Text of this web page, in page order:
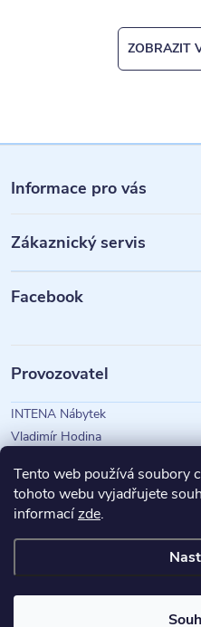
Tento web používá soubory
tohoto webu vyjadřujete
informacízde.
ZOBRAZIT
á
p
a
Informace pro vás
Zákaznický servis
Facebook
Provozovatel
INTENA Nábytek
Vladimír Hodina
Copyright 2026INTENA